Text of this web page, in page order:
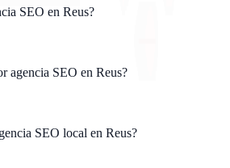
SEO en Reus?
agencia SEO en Reus?
SEO local en Reus?